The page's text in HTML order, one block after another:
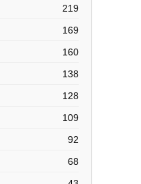
219
169
160
138
128
109
92
68